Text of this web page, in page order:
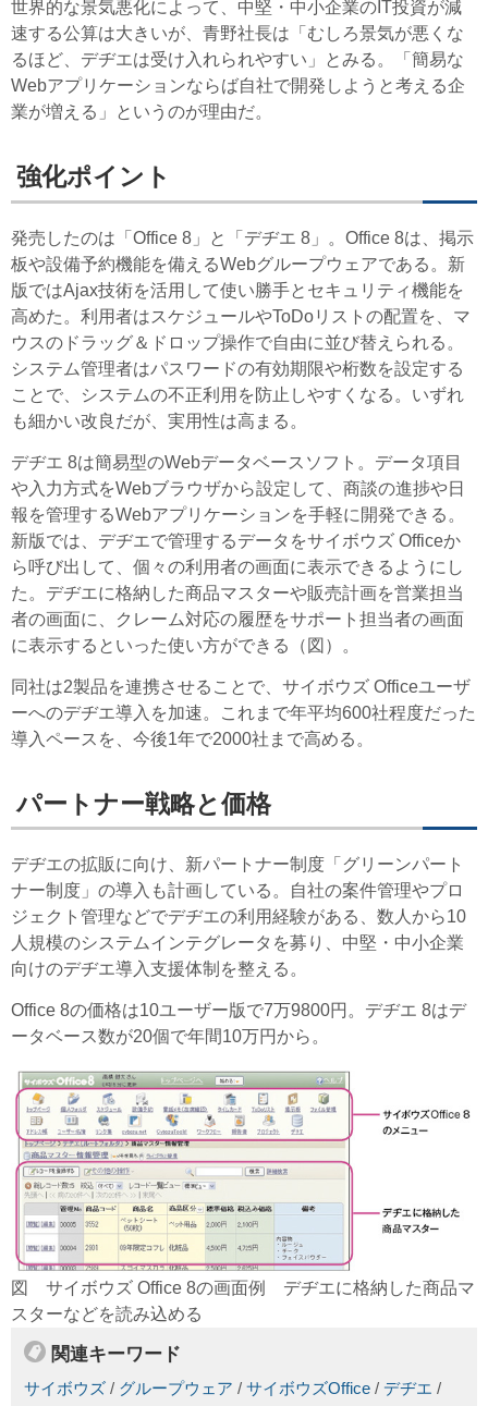
世界的な景気悪化によって、中堅・中小企業のIT投資が減
速する公算は大きいが、青野社長は「むしろ景気が悪くな
るほど、デヂエは受け入れられやすい」とみる。「簡易な
Webアプリケーションならば自社で開発しようと考える企
業が増える」というのが理由だ。
強化ポイント
発売したのは「Office 8」と「デヂエ 8」。Office 8は、掲示
板や設備予約機能を備えるWebグループウェアである。新
版ではAjax技術を活用して使い勝手とセキュリティ機能を
高めた。利用者はスケジュールやToDoリストの配置を、マ
ウスのドラッグ＆ドロップ操作で自由に並び替えられる。
システム管理者はパスワードの有効期限や桁数を設定する
ことで、システムの不正利用を防止しやすくなる。いずれ
も細かい改良だが、実用性は高まる。
デヂエ 8は簡易型のWebデータベースソフト。データ項目
や入力方式をWebブラウザから設定して、商談の進捗や日
報を管理するWebアプリケーションを手軽に開発できる。
新版では、デヂエで管理するデータをサイボウズ Officeか
ら呼び出して、個々の利用者の画面に表示できるようにし
た。デヂエに格納した商品マスターや販売計画を営業担当
者の画面に、クレーム対応の履歴をサポート担当者の画面
に表示するといった使い方ができる（図）。
同社は2製品を連携させることで、サイボウズ Officeユーザ
ーへのデヂエ導入を加速。これまで年平均600社程度だった
導入ペースを、今後1年で2000社まで高める。
パートナー戦略と価格
デヂエの拡販に向け、新パートナー制度「グリーンパート
ナー制度」の導入も計画している。自社の案件管理やプロ
ジェクト管理などでデヂエの利用経験がある、数人から10
人規模のシステムインテグレータを募り、中堅・中小企業
向けのデヂエ導入支援体制を整える。
Office 8の価格は10ユーザー版で7万9800円。デヂエ 8はデ
ータベース数が20個で年間10万円から。
図 サイボウズ Office 8の画面例 デヂエに格納した商品マ
スターなどを読み込める
関連キーワード
サイボウズ / グループウェア / サイボウズOffice / デヂエ /